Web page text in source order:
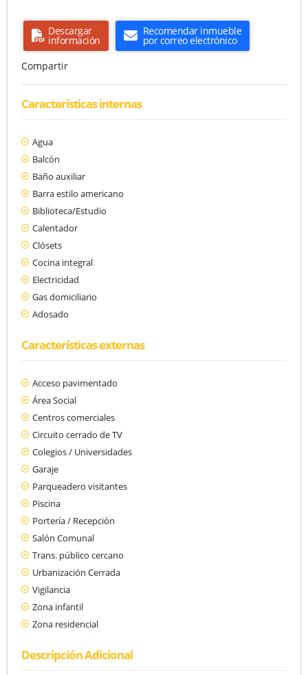
Descargar
información
Recomendar inmueble
por correo electrónico
Compartir
Características internas
Agua
Balcón
Baño auxiliar
Barra estilo americano
Biblioteca/Estudio
Calentador
Clósets
Cocina integral
Electricidad
Gas domiciliario
Adosado
Características externas
Acceso pavimentado
Área Social
Centros comerciales
Circuito cerrado de TV
Colegios / Universidades
Garaje
Parqueadero visitantes
Piscina
Portería / Recepción
Salón Comunal
Trans. público cercano
Urbanización Cerrada
Vigilancia
Zona infantil
Zona residencial
Descripción Adicional